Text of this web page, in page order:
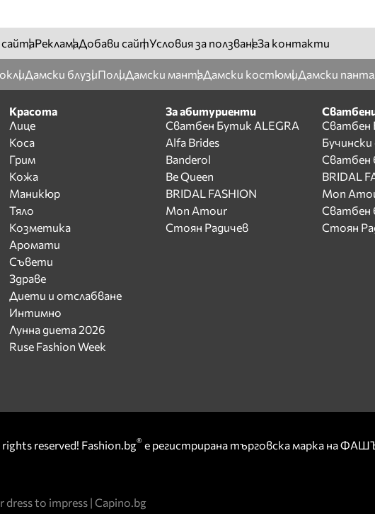
сайтаРекламаДобави сайтУсловия за ползванеЗа контакти
Дамски блузиПолиДамски мантаДамски костюмиДамски
Красота
Лице
Коса
Грим
Кожа
Маникюр
Тяло
Козметика
Аромати
Съвети
Здраве
Диети и отслабване
Интимно
Лунна диета 2026
Ruse Fashion Week
За абитуриенти
Сватбен Бутик ALEGRA
Alfa Brides
Banderol
Be Queen
BRIDAL FASHION
Mon Amour
Стоян Радичев
Сватбен
Бучински
Сватбен
BRIDAL
Mon
Сватбен
Стоян
reserved! Fashion.bg® е регистрирана търговска марка на
dress to impress | Capino.bg